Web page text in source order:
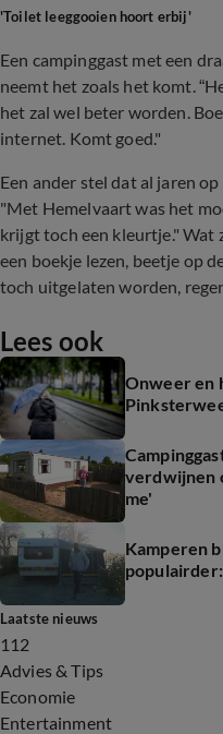
'Toilet leeggooien hoort erbij'
Een campinggast met een
neemt het zoals het komt.
het zal wel beter worden.
internet. Komt goed."
Een ander stel dat al jaren
"Met Hemelvaart was het
krijgt toch een kleurtje." Wat
een boekje lezen, beetje op
toch uitgelaten worden,
Lees ook
Onweer en
verdwijnen
me'
Kamperen
Laatste nieuws
112
Advies & Tips
Economie
Entertainment